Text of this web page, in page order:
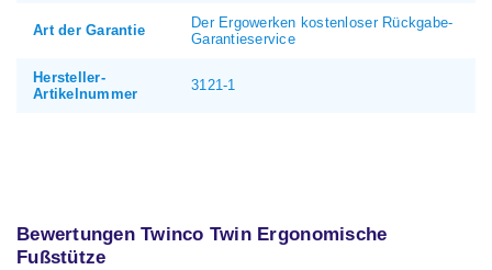
Art der Garantie
Der Ergowerken kostenloser Rückgabe-
Garantieservice
Hersteller-
Artikelnummer
3121-1
Bewertungen Twinco Twin Ergonomische
Fußstütze